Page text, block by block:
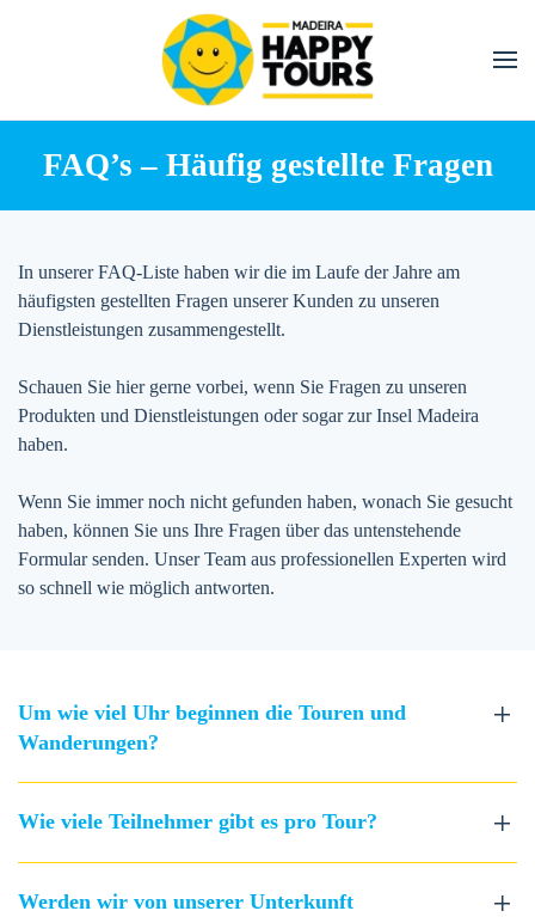
main
content
FAQ’s – Häufig gestellte Fragen
In unserer FAQ-Liste haben wir die im Laufe der Jahre am
häufigsten gestellten Fragen unserer Kunden zu unseren
Dienstleistungen zusammengestellt.
Schauen Sie hier gerne vorbei, wenn Sie Fragen zu unseren
Produkten und Dienstleistungen oder sogar zur Insel Madeira
haben.
Wenn Sie immer noch nicht gefunden haben, wonach Sie gesucht
haben, können Sie uns Ihre Fragen über das untenstehende
Formular senden. Unser Team aus professionellen Experten wird
so schnell wie möglich antworten.
Um wie viel Uhr beginnen die Touren und
Wanderungen?
Wie viele Teilnehmer gibt es pro Tour?
Werden wir von unserer Unterkunft